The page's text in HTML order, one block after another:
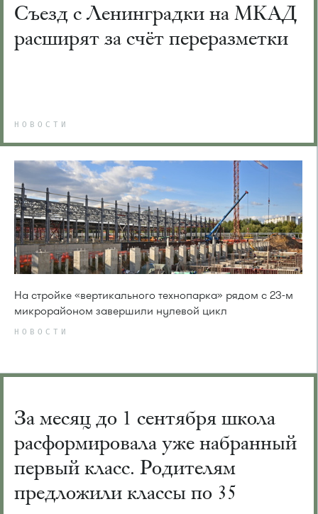
Съезд с Ленинградки на МКАД
расширят за счёт переразметки
НОВОСТИ
На стройке «вертикального технопарка» рядом с 23-м
микрорайоном завершили нулевой цикл
НОВОСТИ
За месяц до 1 сентября школа
расформировала уже набранный
первый класс. Родителям
предложили классы по 35